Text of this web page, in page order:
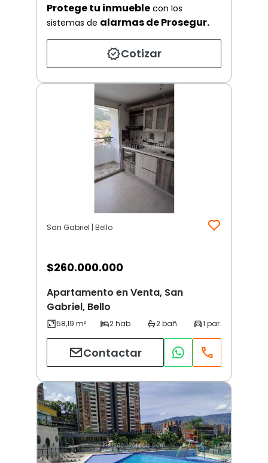
Protege tu inmueble con los
sistemas de alarmas de Prosegur.
Cotizar
San Gabriel | Bello
$260.000.000
Apartamento en Venta, San
Gabriel, Bello
Contactar